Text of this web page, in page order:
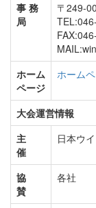
事 務
局
〒249-
ホーム
ページ
ホーム
大会運営情報
主
催
日本ウ
協
賛
各社